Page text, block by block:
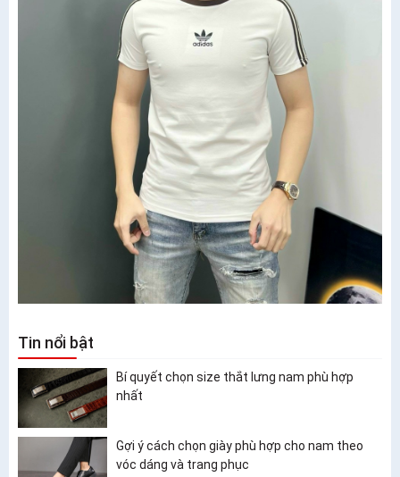
Tin nổi bật
Bí quyết chọn size thắt lưng nam phù hợp
nhất
Gợi ý cách chọn giày phù hợp cho nam theo
vóc dáng và trang phục